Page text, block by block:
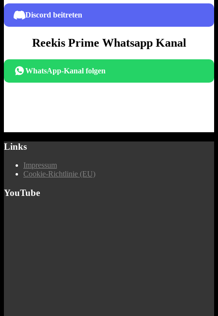
Discord beitreten
Reekis Prime Whatsapp Kanal
WhatsApp-Kanal folgen
Links
Impressum
Cookie-Richtlinie (EU)
YouTube